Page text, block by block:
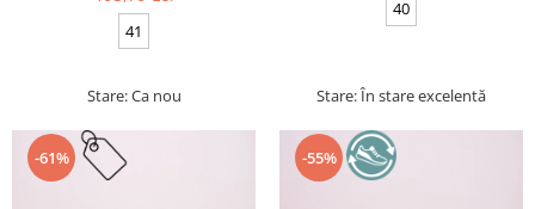
41
Stare: Ca nou
40
Stare: În stare excelentă
-61% -55%